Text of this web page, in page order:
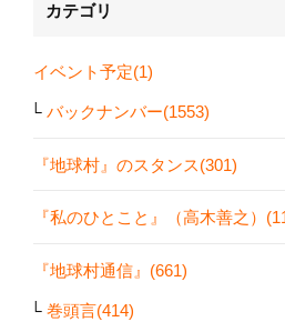
カテゴリ
イベント予定(1)
バックナンバー(1553)
『地球村』のスタンス(301)
『私のひとこと』（高木善之）
『地球村通信』(661)
巻頭言(414)